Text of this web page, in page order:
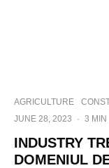
AGRICULTURE
JUNE 28, 2023
· 3 MIN
INDUSTRY
DOMENIUL